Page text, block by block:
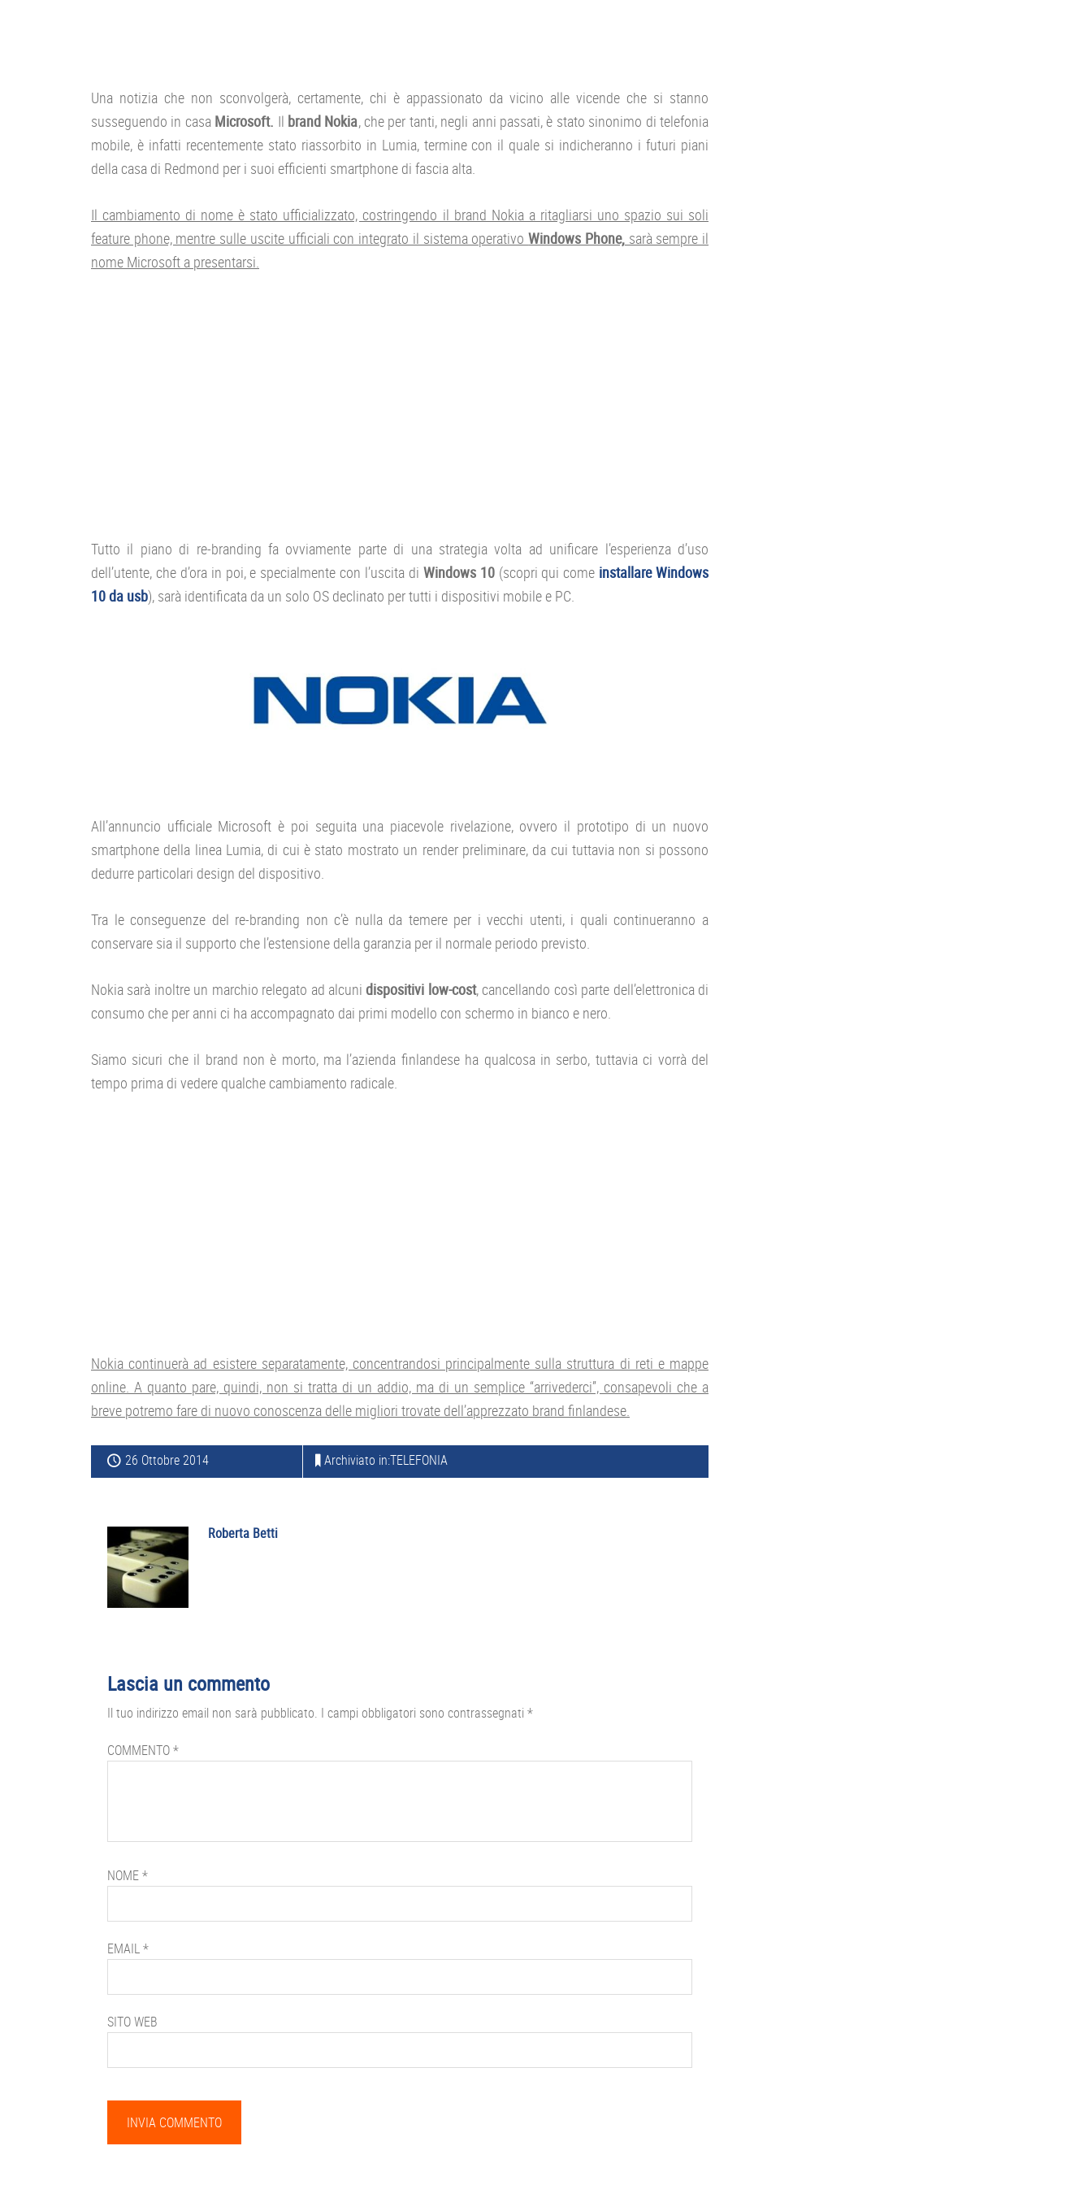
Una notizia che non sconvolgerà, certamente, chi è appassionato da vicino alle vicende che si stanno
susseguendo in casa Microsoft. Il brand Nokia, che per tanti, negli anni passati, è stato sinonimo di telefonia
mobile, è infatti recentemente stato riassorbito in Lumia, termine con il quale si indicheranno i futuri piani
della casa di Redmond per i suoi efficienti smartphone di fascia alta.
Il cambiamento di nome è stato ufficializzato, costringendo il brand Nokia a ritagliarsi uno spazio sui soli
feature phone, mentre sulle uscite ufficiali con integrato il sistema operativoWindows Phone,sarà sempre il
nome Microsoft a presentarsi.
Tutto il piano di re-branding fa ovviamente parte di una strategia volta ad unificare l’esperienza d’uso
dell’utente, che d’ora in poi, e specialmente con l’uscita di Windows 10(scopri qui come installare Windows
10 da usb), sarà identificata da un solo OS declinato per tutti i dispositivi mobile e PC.
All’annuncio ufficiale Microsoft è poi seguita una piacevole rivelazione, ovvero il prototipo di un nuovo
smartphone della linea Lumia, di cui è stato mostrato un render preliminare, da cui tuttavia non si possono
dedurre particolari design del dispositivo.
Tra le conseguenze del re-branding non c’è nulla da temere per i vecchi utenti, i quali continueranno a
conservare sia il supporto che l’estensione della garanzia per il normale periodo previsto.
Nokia sarà inoltre un marchio relegato ad alcunidispositivi low-cost, cancellando così parte dell’elettronica di
consumo che per anni ci ha accompagnato dai primi modello con schermo in bianco e nero.
Siamo sicuri che il brand non è morto, ma l’azienda finlandese ha qualcosa in serbo, tuttavia ci vorrà del
tempo prima di vedere qualche cambiamento radicale.
Nokia continuerà ad esistere separatamente, concentrandosi principalmente sulla struttura di reti e mappe
online. A quanto pare, quindi, non si tratta di un addio, ma di un semplice “arrivederci”, consapevoli che a
breve potremo fare di nuovo conoscenza delle migliori trovate dell’apprezzato brand finlandese.
26 Ottobre 2014 Archiviato in:TELEFONIA
Roberta Betti
Interazioni
del
lettore
Lascia un commento
Il tuo indirizzo email non sarà pubblicato. I campi obbligatori sono contrassegnati *
COMMENTO*
NOME*
EMAIL*
SITO WEB